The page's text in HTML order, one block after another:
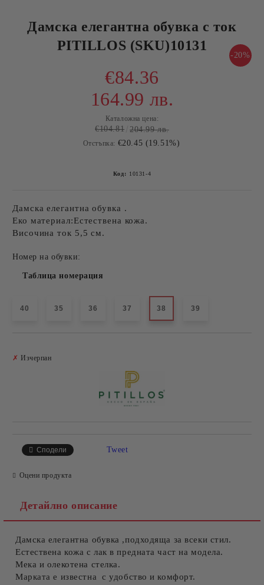
Дамска елегантна обувка с ток
PITILLOS (SKU)10131
-20%
€84.36
164.99 лв.
Каталожна цена:
€104.81 204.99 лв.
Отстъпка: €20.45 (19.51%)
Код: 10131-4
Дамска елегантна обувка .
Еко материал:Естествена кожа.
Височина ток 5,5 см.
Номер на обувки:
Таблица номерация
40 35 36 37 38 39
✗ Изчерпан
Сподели Tweet
Оцени продукта
Детайлно описание
Дамска елегантна обувка ,подходяща за всеки стил.
Естествена кожа с лак в предната част на модела.
Мека и олекотена стелка.
Марката е известна с удобство и комфорт.